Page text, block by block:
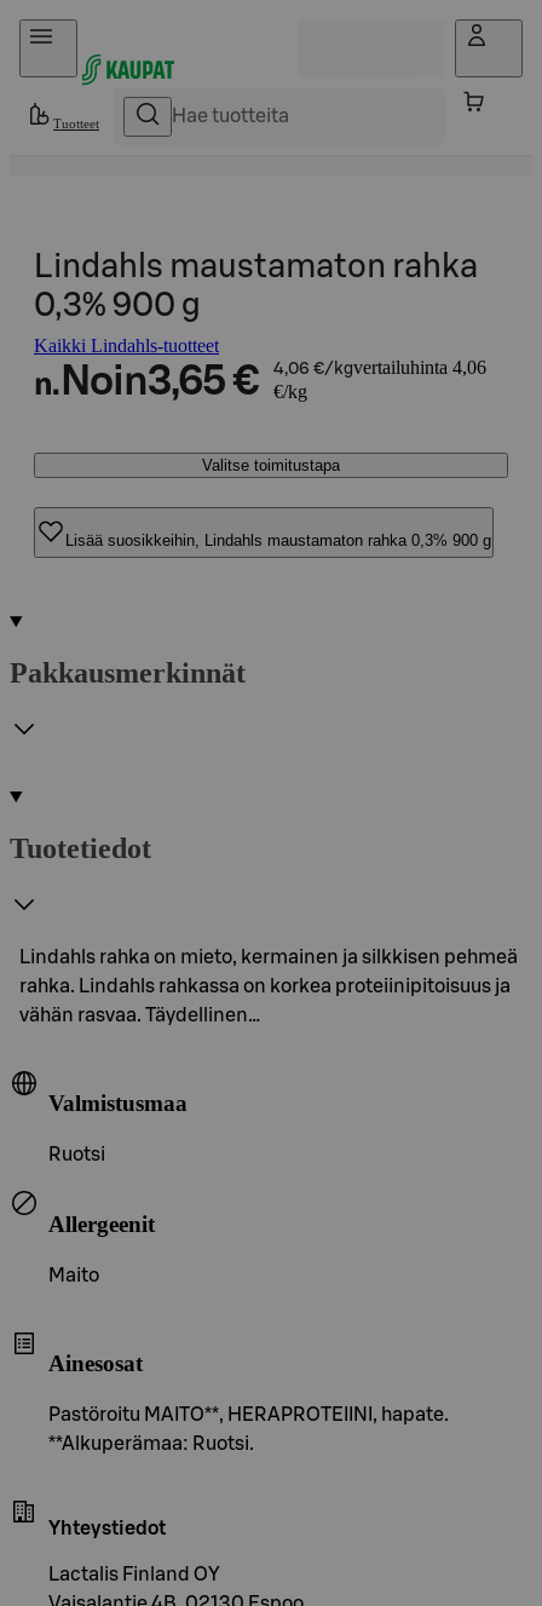
Hyppää sisältöön
Tuotteet
Lindahls maustamaton rahka
0,3% 900 g
Kaikki Lindahls-tuotteet
n. Noin3,65 € 4,06 €/kgvertailuhinta 4,06
€/kg
Valitse toimitustapa
Lisää suosikkeihin, Lindahls maustamaton rahka 0,3% 900 g
Pakkausmerkinnät
Tuotetiedot
Lindahls rahka on mieto, kermainen ja silkkisen pehmeä
rahka. Lindahls rahkassa on korkea proteiinipitoisuus ja
vähän rasvaa. Täydellinen…
Valmistusmaa
Ruotsi
Allergeenit
Maito
Ainesosat
Pastöroitu MAITO**, HERAPROTEIINI, hapate.
**Alkuperämaa: Ruotsi.
Yhteystiedot
Lactalis Finland OY